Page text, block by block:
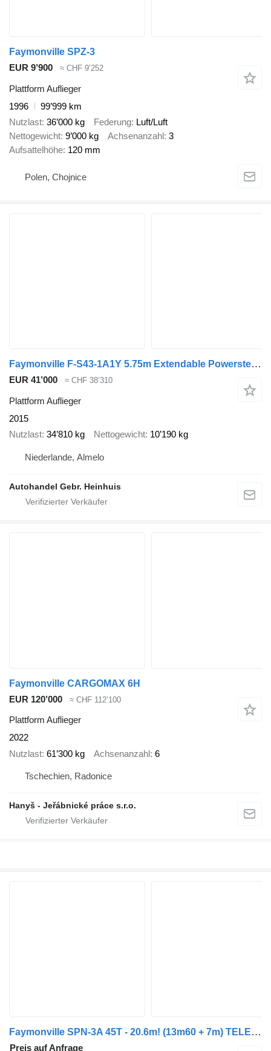
Faymonville SPZ-3
EUR 9’900
≈ CHF 9’252
Plattform Auflieger
1996
99’999 km
Nutzlast 36’000 kg Federung Luft/Luft
Nettogewicht 9’000 kg Achsenanzahl 3
Aufsattelhöhe 120 mm
Polen, Chojnice
Faymonville F-S43-1A1Y 5.75m Extendable Powersteering!
EUR 41’000 ≈ CHF 38’310
Plattform Auflieger
2015
Nutzlast 34’810 kg Nettogewicht 10’190 kg
Niederlande, Almelo
Autohandel Gebr. Heinhuis
Faymonville CARGOMAX 6H
EUR 120’000
≈ CHF 112’100
Plattform Auflieger
2022
Nutzlast 61’300 kg Achsenanzahl 6
Tschechien, Radonice
Hanyš - Jeřábnické práce s.r.o.
Faymonville SPN-3A 45T - 20.6m! (13m60 + 7m) TELEMAX / TELETRAILER - 1 STEER
Preis auf Anfrage